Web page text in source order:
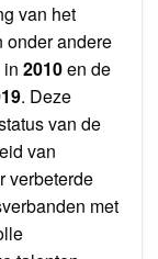
van het
onder andere
in 2010en de
. Deze
van de
van
verbeterde
met